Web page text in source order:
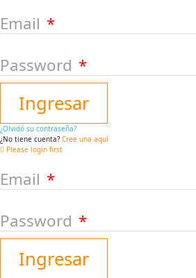
Email
Password
Ingresar
¿Olvidó su contraseña?
¿No tiene cuenta? Cree una aquí
Please login first
Email
Password
Ingresar